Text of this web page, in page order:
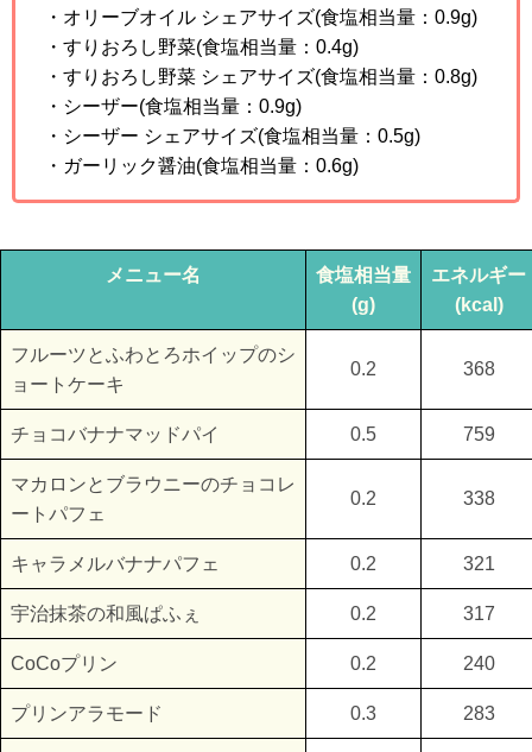
・オリーブオイル シェアサイズ(食塩相当量：0.9g)
・すりおろし野菜(食塩相当量：0.4g)
・すりおろし野菜 シェアサイズ(食塩相当量：0.8g)
・シーザー(食塩相当量：0.9g)
・シーザー シェアサイズ(食塩相当量：0.5g)
・ガーリック醤油(食塩相当量：0.6g)
メニュー名
食塩相当量
(g)
エネルギー
(kcal)
フルーツとふわとろホイップのシ
ョートケーキ
0.2 368
チョコバナナマッドパイ 0.5 759
マカロンとブラウニーのチョコレ
ートパフェ
0.2 338
キャラメルバナナパフェ 0.2 321
宇治抹茶の和風ぱふぇ 0.2 317
CoCoプリン 0.2 240
プリンアラモード 0.3 283